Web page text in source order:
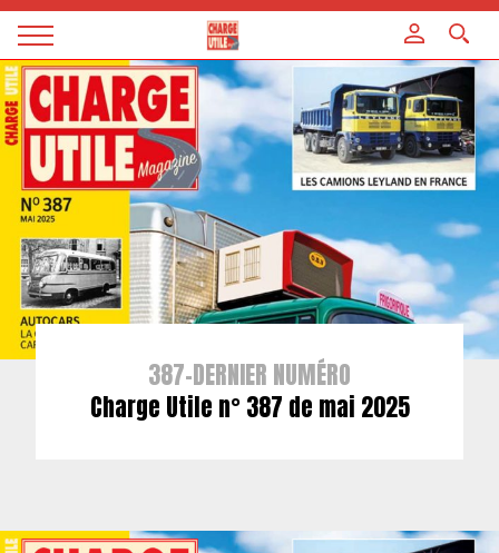
Magazine
Charge
utile
387-DERNIER NUMÉRO
Charge Utile n° 387 de mai 2025
Panneau de gestion des cookies